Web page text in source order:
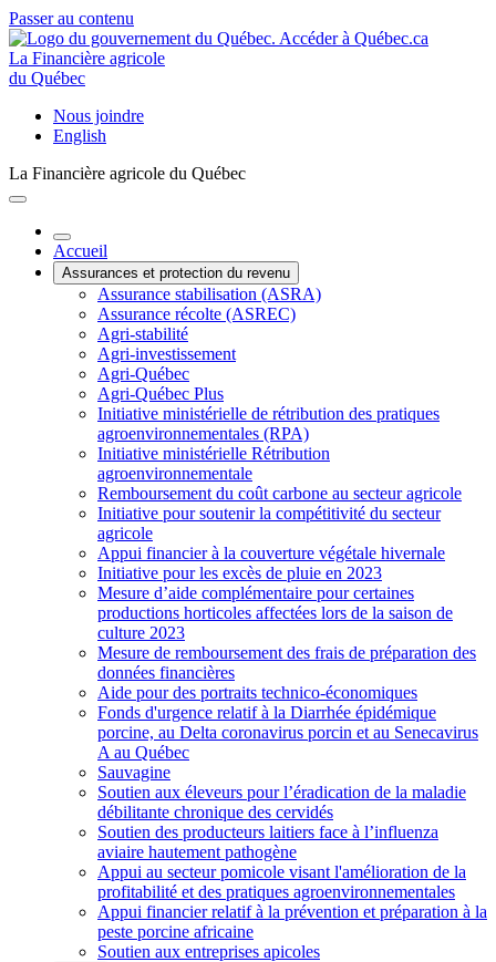
Passer au contenu
La Financière agricole
du Québec
Nous joindre
English
La Financière agricole du Québec
Accueil
Assurances et protection du revenu
Assurance stabilisation (ASRA)
Assurance récolte (ASREC)
Agri-stabilité
Agri-investissement
Agri-Québec
Agri-Québec Plus
Initiative ministérielle de rétribution des pratiques
agroenvironnementales (RPA)
Initiative ministérielle Rétribution
agroenvironnementale
Remboursement du coût carbone au secteur agricole
Initiative pour soutenir la compétitivité du secteur
agricole
Appui financier à la couverture végétale hivernale
Initiative pour les excès de pluie en 2023
Mesure d’aide complémentaire pour certaines
productions horticoles affectées lors de la saison de
culture 2023
Mesure de remboursement des frais de préparation des
données financières
Aide pour des portraits technico-économiques
Fonds d'urgence relatif à la Diarrhée épidémique
porcine, au Delta coronavirus porcin et au Senecavirus
A au Québec
Sauvagine
Soutien aux éleveurs pour l’éradication de la maladie
débilitante chronique des cervidés
Soutien des producteurs laitiers face à l’influenza
aviaire hautement pathogène
Appui au secteur pomicole visant l'amélioration de la
profitabilité et des pratiques agroenvironnementales
Appui financier relatif à la prévention et préparation à la
peste porcine africaine
Soutien aux entreprises apicoles